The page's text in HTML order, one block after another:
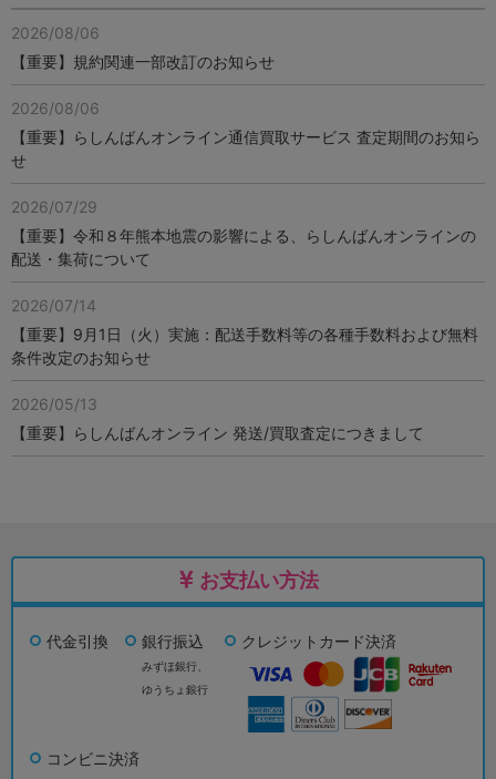
2026/08/06
【重要】規約関連一部改訂のお知らせ
2026/08/06
【重要】らしんばんオンライン通信買取サービス 査定期間のお知ら
せ
2026/07/29
【重要】令和８年熊本地震の影響による、らしんばんオンラインの
配送・集荷について
2026/07/14
【重要】9月1日（火）実施：配送手数料等の各種手数料および無料
条件改定のお知らせ
2026/05/13
【重要】らしんばんオンライン 発送/買取査定につきまして
お支払い方法
代金引換 銀行振込
みずほ銀行、
ゆうちょ銀行
クレジットカード決済
コンビニ決済